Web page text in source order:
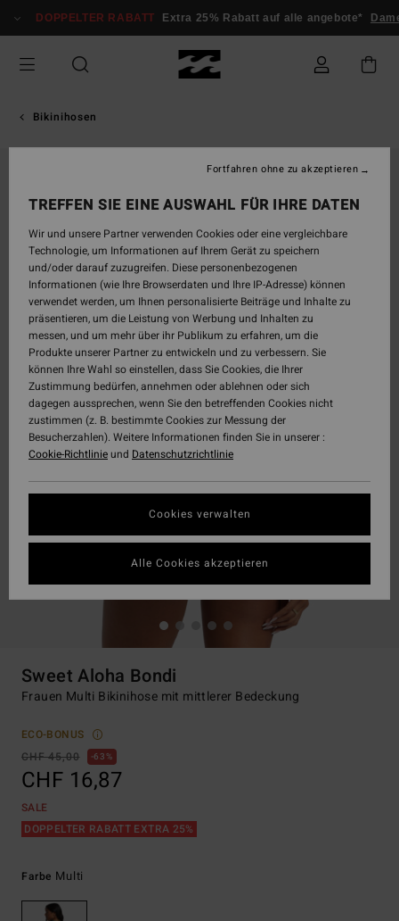
zur
springen
DOPPELTER RABATT Extra 25% Rabatt auf alle angebote*
Bikinihosen
Sweet Aloha Bondi
Frauen Multi Bikinihose mit mittlerer Bedeckung
ECO-BONUS
CHF 45,00
63%
CHF 16,87
SALE
DOPPELTER RABATT EXTRA 25%
Farbe Multi
TREFFEN SIE EINE AUSWAHL FÜR IHRE DATEN
Wir und unsere Partner verwenden Cookies oder eine vergleichbare
Technologie, um Informationen auf Ihrem Gerät zu speichern
und/oder darauf zuzugreifen. Diese personenbezogenen
Informationen (wie Ihre Browserdaten und Ihre IP-Adresse) können
verwendet werden, um Ihnen personalisierte Beiträge und Inhalte zu
präsentieren, um die Leistung von Werbung und Inhalten zu
messen, und um mehr über ihr Publikum zu erfahren, um die
Produkte unserer Partner zu entwickeln und zu verbessern. Sie
können Ihre Wahl so einstellen, dass Sie Cookies, die Ihrer
Zustimmung bedürfen, annehmen oder ablehnen oder sich
dagegen aussprechen, wenn Sie den betreffenden Cookies nicht
zustimmen (z. B. bestimmte Cookies zur Messung der
Besucherzahlen). Weitere Informationen finden Sie in unserer :
Cookie-Richtlinieund Datenschutzrichtlinie
Cookies verwalten
Fortfahren ohne zu akzeptieren
Alle Cookies akzeptieren